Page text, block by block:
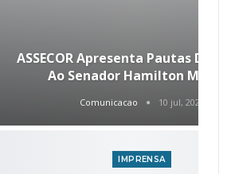
Pautas Da Carreira
Hamilton Mourão
10 jul, 2026